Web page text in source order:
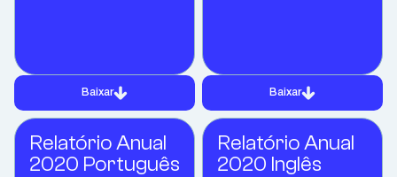
Baixar Baixar
Relatório Anual
2020 Português
Relatório Anual
2020 Inglês